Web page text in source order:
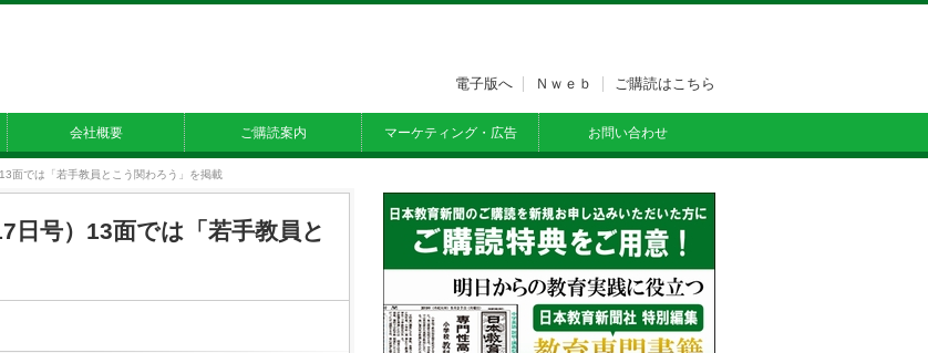
会社概要 ご購読案内 マーケティング・広告 お問い合わせ
電子版へ Ｎｗｅｂ ご購読はこちら
面では「若手教員とこう関わろう」を掲載
日号）13面では「若手教員と